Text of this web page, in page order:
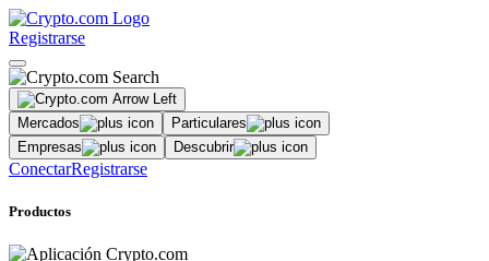
Registrarse
Mercados
Particulares
Empresas
Descubrir
ConectarRegistrarse
Productos